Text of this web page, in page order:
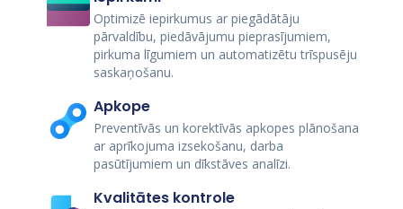
Optimizē iepirkumus ar piegādātāju
pārvaldību, piedāvājumu pieprasījumiem,
pirkuma līgumiem un automatizētu trīspusēju
saskaņošanu.
Apkope
Preventīvās un korektīvās apkopes plānošana
ar aprīkojuma izsekošanu, darba
pasūtījumiem un dīkstāves analīzi.
Kvalitātes kontrole